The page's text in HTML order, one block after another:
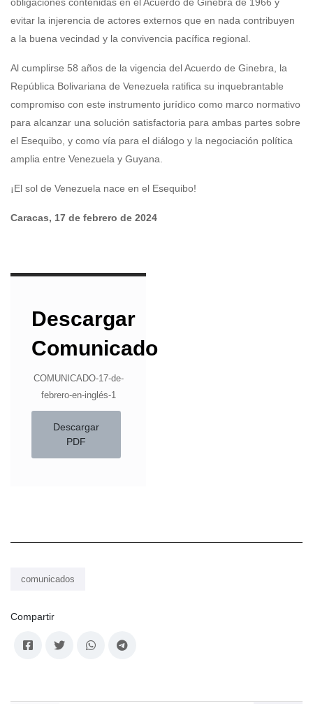
evitar la injerencia de actores externos que en nada contribuyen
a la buena vecindad y la convivencia pacífica regional.
Al cumplirse 58 años de la vigencia del Acuerdo de Ginebra, la
República Bolivariana de Venezuela ratifica su inquebrantable
compromiso con este instrumento jurídico como marco normativo
para alcanzar una solución satisfactoria para ambas partes sobre
el Esequibo, y como vía para el diálogo y la negociación política
amplia entre Venezuela y Guyana.
¡El sol de Venezuela nace en el Esequibo!
Caracas, 17 de febrero de 2024
Descargar
Comunicado
COMUNICADO-17-de-
febrero-en-inglés-1
Descargar
PDF
comunicados
Compartir